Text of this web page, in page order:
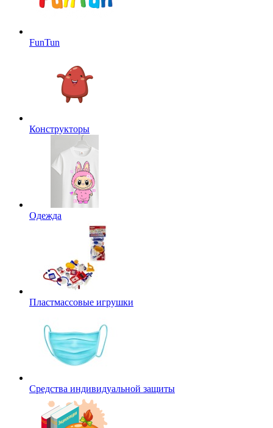
FunTun
Конструкторы
Одежда
Пластмассовые игрушки
Средства индивидуальной защиты